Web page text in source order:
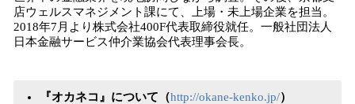
店ウェルスマネジメント課にて、上場・未上場企業を担当。
2018年7月より株式会社400F代表取締役就任。一般社団法人
日本金融サービス仲介業協会代表理事会長。
『オカネコ』について（http://okane-kenko.jp/）